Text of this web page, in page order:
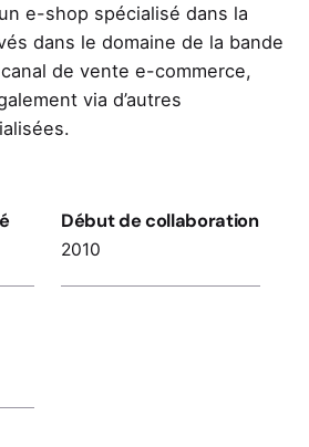
e-shop spécialisé dans la
dans le domaine de la bande
de vente e-commerce,
via d’autres
Début de collaboration
2010